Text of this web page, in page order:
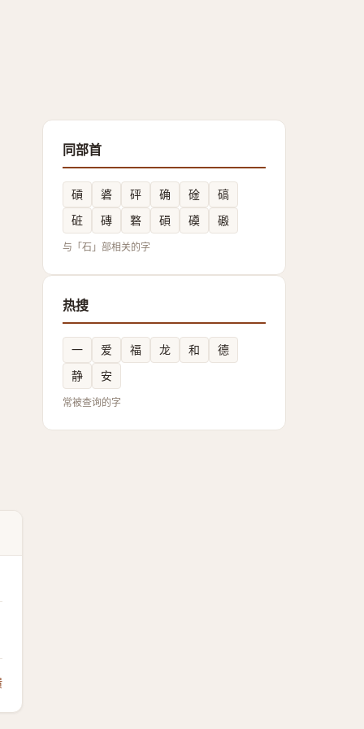
同部首
碽 碆 砰 确 碒
碻
䂯
磚 䃦 磒 磸 磤
与「石」部相关的字
热搜
一 爱 福 龙 和
德
静
安
常被查询的字